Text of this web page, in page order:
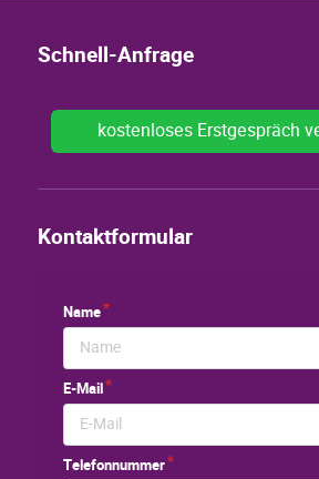
Schnell-Anfrage
kostenloses Erstgespräch
Kontaktformular